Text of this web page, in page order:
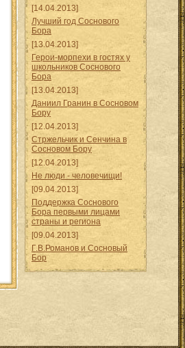
[14.04.2013]
Лучший год Соснового
Бора
[13.04.2013]
Герои-морпехи в гостях у
школьников Соснового
Бора
[13.04.2013]
Даниил Гранин в Сосновом
Бору
[12.04.2013]
Стржельчик и Сенчина в
Сосновом Бору
[12.04.2013]
Не люди - человечищи!
[09.04.2013]
Поддержка Соснового
Бора первыми лицами
страны и региона
[09.04.2013]
Г.В.Романов и Сосновый
Бор